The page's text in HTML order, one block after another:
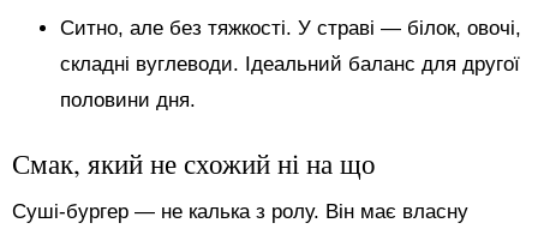
Ситно, але без тяжкості. У страві — білок, овочі,
складні вуглеводи. Ідеальний баланс для другої
половини дня.
Смак, який не схожий ні на що
Суші-бургер — не калька з ролу. Він має власну